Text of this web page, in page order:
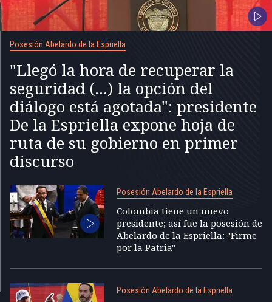
Posesión Abelardo de la Espriella
"Llegó la hora de recuperar la
seguridad (...) la opción del
diálogo está agotada": presidente
De la Espriella expone hoja de
ruta de su gobierno en primer
discurso
Posesión Abelardo de la Espriella
Colombia tiene un nuevo
presidente; así fue la posesión de
Abelardo de la Espriella: "Firme
por la Patria"
Posesión Abelardo de la Espriella